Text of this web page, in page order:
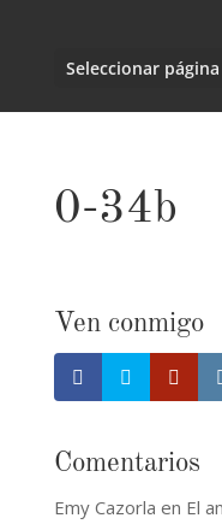
Seleccionar página
0-34b
Ven conmigo
Comentarios
Emy Cazorla en El